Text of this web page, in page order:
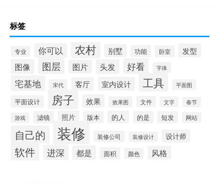
标签
专业 你可以 农村 别墅 功能 卧室 发型
图像 图层 图片 头发 好看 字体
宅基地 宋代 客厅 室内设计 工具 平面图
平面设计 房子 效果 效果图 文件 文字 春节
游戏 滤镜 照片 版本 的人 的是 短发 网站
自己的 装修 装修公司 装修设计 设计师
软件 进深 都是 面积 颜色 风格